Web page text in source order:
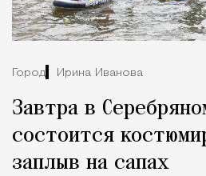
Город Ирина Иванова
Завтра в
состоится
заплыв на сапах